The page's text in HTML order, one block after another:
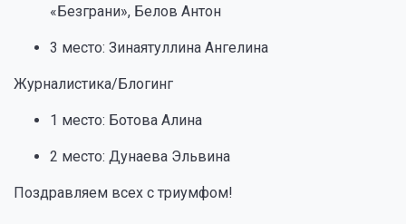
«Безграни», Белов Антон
3 место: Зинаятуллина Ангелина
Журналистика/Блогинг
1 место: Ботова Алина
2 место: Дунаева Эльвина
Поздравляем всех с триумфом!